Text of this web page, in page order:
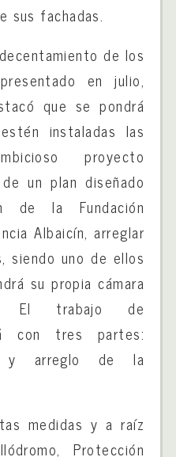
sus fachadas.
de los
en julio,
que se pondrá
instaladas las
proyecto
un plan diseñado
de la Fundación
Albaicín, arreglar
uno de ellos
su propia cámara
El trabajo de
con tres partes:
y arreglo de la
medidas y a raíz
Protección